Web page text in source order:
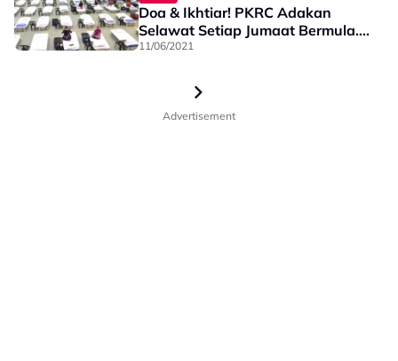
Doa & Ikhtiar! PKRC Adakan
Selawat Setiap Jumaat Bermula….
11/06/2021
Advertisement